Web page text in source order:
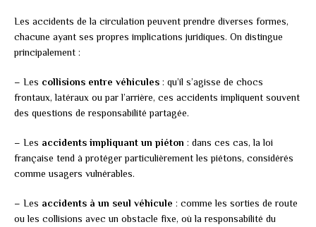
Les accidents de la circulation peuvent prendre diverses formes,
chacune ayant ses propres implications juridiques. On distingue
principalement :
– Les collisions entre véhicules : qu’il s’agisse de chocs
frontaux, latéraux ou par l’arrière, ces accidents impliquent souvent
des questions de responsabilité partagée.
– Les accidents impliquant un piéton : dans ces cas, la loi
française tend à protéger particulièrement les piétons, considérés
comme usagers vulnérables.
– Les accidents à un seul véhicule : comme les sorties de route
ou les collisions avec un obstacle fixe, où la responsabilité du